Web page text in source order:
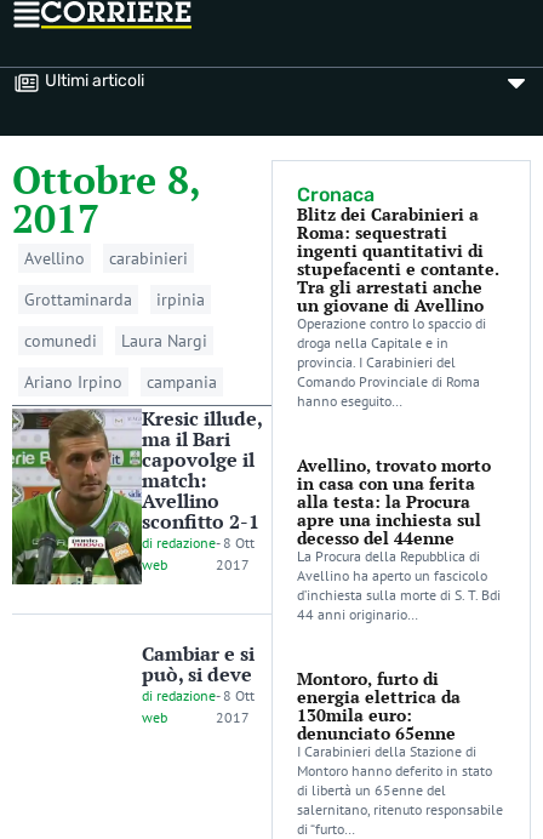
Ultimi articoli
Ottobre 8,
2017
Avellino
carabinieri
Grottaminarda
irpinia
comunedi
Laura Nargi
Ariano Irpino
campania
Kresic illude,
ma il Bari
capovolge il
match:
Avellino
sconfitto 2-1
di redazione
web
- 8 Ott
2017
Cambiar e si
può, si deve
di redazione
web
- 8 Ott
2017
Cronaca
Blitz dei Carabinieri a
Roma: sequestrati
ingenti quantitativi di
stupefacenti e contante.
Tra gli arrestati anche
un giovane di Avellino
Operazione contro lo spaccio di
droga nella Capitale e in
provincia. I Carabinieri del
Comando Provinciale di Roma
hanno eseguito…
Avellino, trovato morto
in casa con una ferita
alla testa: la Procura
apre una inchiesta sul
decesso del 44enne
La Procura della Repubblica di
Avellino ha aperto un fascicolo
d’inchiesta sulla morte di S. T. Bdi
44 anni originario…
Montoro, furto di
energia elettrica da
130mila euro:
denunciato 65enne
I Carabinieri della Stazione di
Montoro hanno deferito in stato
di libertà un 65enne del
salernitano, ritenuto responsabile
di “furto…